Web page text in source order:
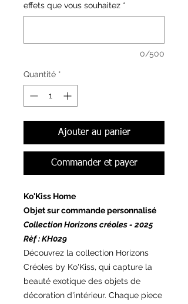
effets que vous souhaitez *
0/500
Quantité *
Ajouter au panier
Commander et payer
Ko'Kiss Home
Objet sur commande personnalisé
Collection Horizons créoles - 2025
Rèf : KH029
Découvrez la collection Horizons
Créoles by Ko'Kiss, qui capture la
beauté exotique des objets de
décoration d'intérieur. Chaque piece